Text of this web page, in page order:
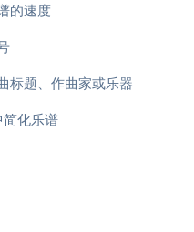
的速度
标题、作曲家或乐器
化乐谱